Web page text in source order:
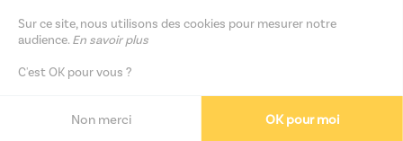
© Copyright 2026 - Osmozis - -Gestion des cookies
Sur ce site, nous utilisons des cookies pour mesurer notre
audience. En savoir plus
C'est OK pour vous ?
Non merci OK pour moi